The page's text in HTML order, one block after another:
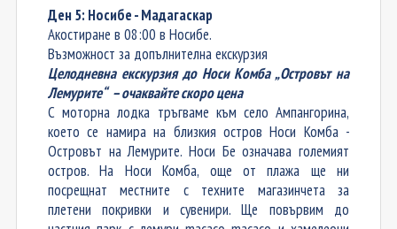
Ден 5: Носибе - Мадагаскар
Акостиране в 08:00 в Носибе.
Възможност за допълнителна екскурзия
Целодневна екскурзия до Носи Комба „Островът на
Лемурите“ – очаквайте скоро цена
С моторна лодка тръгваме към село Ампангорина,
което се намира на близкия остров Носи Комба -
Островът на Лемурите. Носи Бе означава големият
остров. На Носи Комба, още от плажа ще ни
посрещнат местните с техните магазинчета за
плетени покривки и сувенири. Ще повървим до